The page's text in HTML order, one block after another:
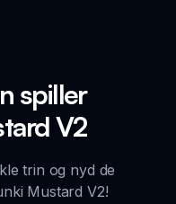
spiller
V2
trin og nyd de
Mustard V2!